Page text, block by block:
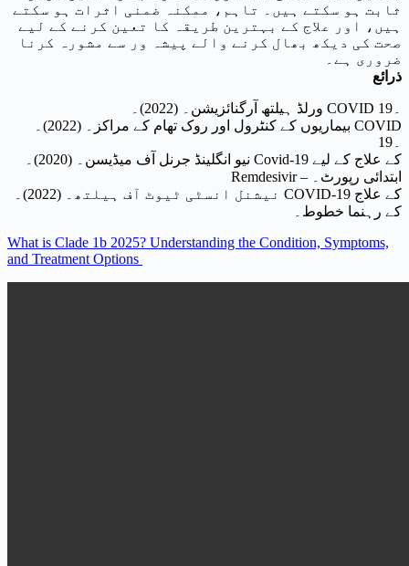
ثابت ہو سکتے ہیں۔ تاہم، ممکنہ ضمنی اثرات ہو سکتے
ہیں، اور علاج کے بہترین طریقہ کا تعین کرنے کے لیے
صحت کی دیکھ بھال کرنے والے پیشہ ور سے مشورہ کرنا
ضروری ہے۔
ذرائع
بیماریوں کے کنٹرول اور روک تھام کے مراکز۔ (2022)۔ COVID
نیو انگلینڈ جرنل آف میڈیسن۔ (2020)۔ Covid-19 کے علاج کے لیے
Remdesivir – ابتدائی رپورٹ۔
نیشنل انسٹی ٹیوٹ آف ہیلتھ۔ (2022)۔ COVID-19 کے علاج
کے رہنما خطوط۔
What is Clade 1b 2025? Understanding the Condition, Symptoms,
and Treatment Options